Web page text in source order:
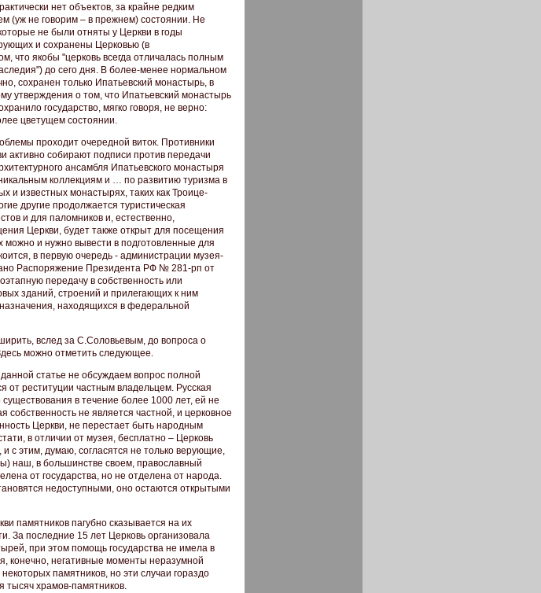
нет объектов, за крайне редким
(уж не говорим – в прежнем) состоянии. Не
не были отняты у Церкви в годы
и сохранены Церковью (в
что якобы "церковь всегда отличалась полным
до сего дня. В более-менее нормальном
сохранен только Ипатьевский монастырь, в
утверждения о том, что Ипатьевский монастырь
государство, мягко говоря, не верно:
цветущем состоянии.
проходит очередной виток. Противники
активно собирают подписи против передачи
ансамбля Ипатьевского монастыря
коллекциям и … по развитию туризма в
и известных монастырях, таких как Троице-
другие продолжается туристическая
и для паломников и, естественно,
Церкви, будет также открыт для посещения
можно и нужно вывести в подготовленные для
в первую очередь - администрации музея-
Распоряжение Президента РФ № 281-рп от
передачу в собственность или
зданий, строений и прилегающих к ним
находящихся в федеральной
вслед за С.Соловьевым, до вопроса о
можно отметить следующее.
статье не обсуждаем вопрос полной
от реституции частным владельцем. Русская
в течение более 1000 лет, ей не
собственность не является частной, и церковное
Церкви, не перестает быть народным
в отличии от музея, бесплатно – Церковь
с этим, думаю, согласятся не только верующие,
наш, в большинстве своем, православный
от государства, но не отделена от народа.
недоступными, оно остаются открытыми
памятников пагубно сказывается на их
За последние 15 лет Церковь организовала
при этом помощь государства не имела в
конечно, негативные моменты неразумной
памятников, но эти случаи гораздо
храмов-памятников.